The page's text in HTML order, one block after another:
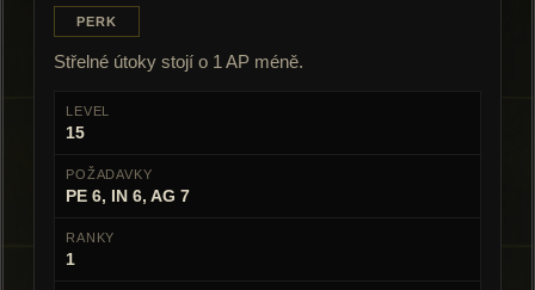
PERK
Střelné útoky stojí o 1 AP méně.
LEVEL
15
POŽADAVKY
PE 6, IN 6, AG 7
RANKY
1